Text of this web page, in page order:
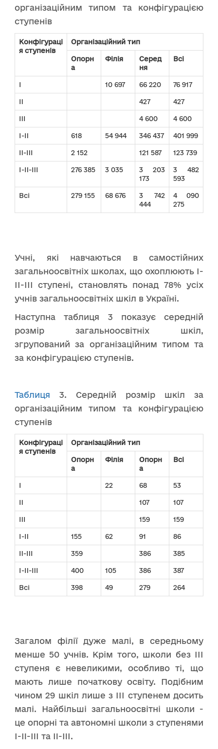
організаційним типом та конфігурацією
ступенів
Конфігураці
я ступенів
Організаційний тип
Опорн
а
Філія
Серед
ня
Всі
I 10 697 66 220 76 917
II 427 427
III 4 600 4 600
I-II 618 54 944 346 437 401 999
II-III 2 152 121 587 123 739
I-II-III 276 385 3 035
3 203
173
3 482
593
Всі 279 155 68 676
3 742
444
4 090
275
Учні, які навчаються в самостійних
загальноосвітніх школах, що охоплюють І-
ІІ-ІІІ ступені, становлять понад 78% усіх
учнів загальноосвітніх шкіл в Україні.
Наступна таблиця 3 показує середній
розмір загальноосвітніх шкіл,
згрупований за організаційним типом та
за конфігурацією ступенів.
Таблиця 3. Середній розмір шкіл за
організаційним типом та конфігурацією
ступенів
Конфігураці
я ступенів
Організаційний тип
Опорн
а
Філія
Опорн
а
Всі
I 22 68 53
II 107 107
III 159 159
I-II 155 62 91 86
II-III 359 386 385
I-II-III 400 105 386 387
Всі 398 49 279 264
Загалом філії дуже малі, в середньому
менше 50 учнів. Крім того, школи без ІІІ
ступеня є невеликими, особливо ті, що
мають лише початкову освіту. Подібним
чином 29 шкіл лише з ІІІ ступенем досить
малі. Найбільші загальноосвітні школи -
це опорні та автономні школи з ступенями
I-II-III та II-III.